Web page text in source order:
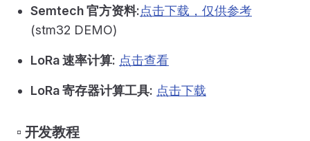
Semtech 官方资料:点击下载，仅供参考
(stm32 DEMO)
LoRa 速率计算: 点击查看
LoRa 寄存器计算工具: 点击下载
▫️ 开发教程